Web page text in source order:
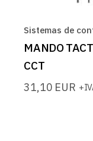
Sistemas de
MANDO
CCT
31,10 EUR